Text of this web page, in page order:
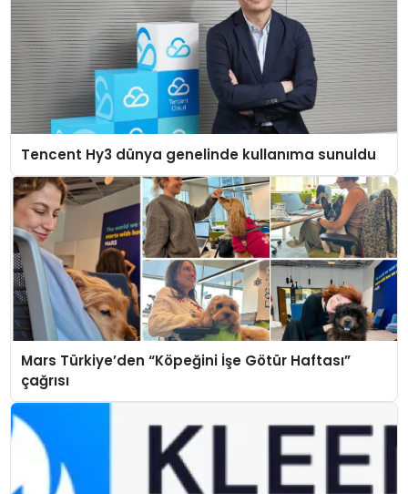
Tencent Hy3 dünya genelinde kullanıma sunuldu
Mars Türkiye’den “Köpeğini İşe Götür Haftası”
çağrısı